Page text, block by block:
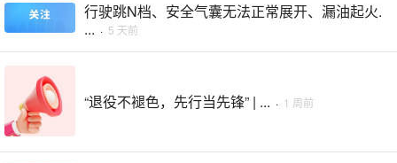
行驶跳N档、安全气囊无法正常展开、漏油起火.
... · 5 天前
“退役不褪色，先行当先锋” | ... · 1 周前